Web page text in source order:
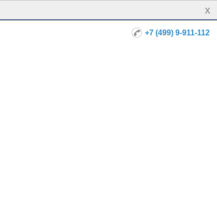
+7 (499) 9-911-112
x